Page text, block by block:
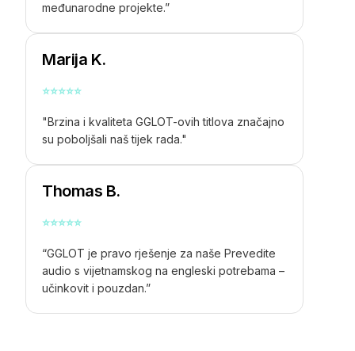
međunarodne projekte.”
Marija K.
⭐⭐⭐⭐⭐
"Brzina i kvaliteta GGLOT-ovih titlova značajno
su poboljšali naš tijek rada."
Thomas B.
⭐⭐⭐⭐⭐
“GGLOT je pravo rješenje za naše Prevedite
audio s vijetnamskog na engleskipotrebama –
učinkovit i pouzdan.”